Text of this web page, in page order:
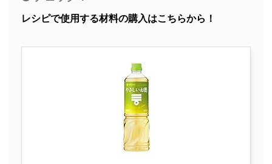
レシピで使用する材料の購入はこちらから！